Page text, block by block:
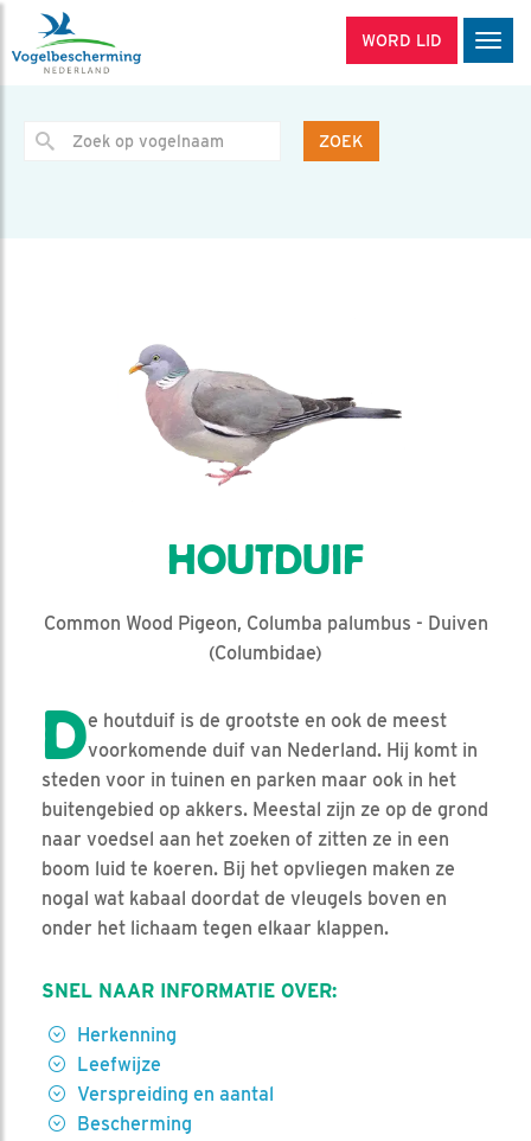
WORD LID
ZOEK
HOUTDUIF
Common Wood Pigeon, Columba palumbus - Duiven
(Columbidae)
De houtduif is de grootste en ook de meest
voorkomende duif van Nederland. Hij komt in
steden voor in tuinen en parken maar ook in het
buitengebied op akkers. Meestal zijn ze op de grond
naar voedsel aan het zoeken of zitten ze in een
boom luid te koeren. Bij het opvliegen maken ze
nogal wat kabaal doordat de vleugels boven en
onder het lichaam tegen elkaar klappen.
SNEL NAAR INFORMATIE OVER:
Herkenning
Leefwijze
Verspreiding en aantal
Bescherming